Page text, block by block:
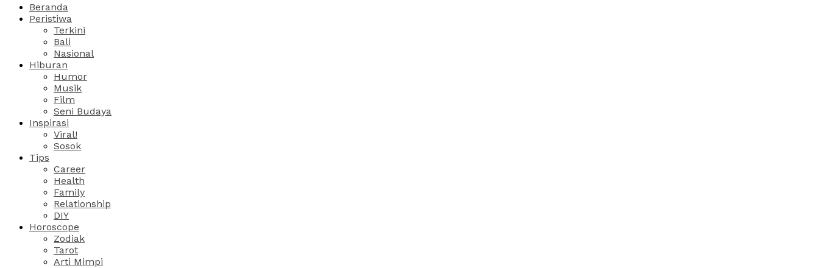
Beranda
Peristiwa
Terkini
Bali
Nasional
Hiburan
Humor
Musik
Film
Seni Budaya
Inspirasi
Viral!
Sosok
Tips
Career
Health
Family
Relationship
DIY
Horoscope
Zodiak
Tarot
Arti Mimpi